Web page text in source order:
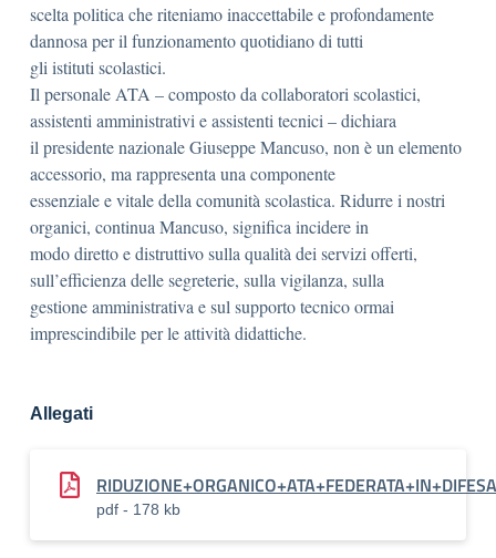
scelta politica che riteniamo inaccettabile e profondamente
dannosa per il funzionamento quotidiano di tutti
gli istituti scolastici.
Il personale ATA – composto da collaboratori scolastici,
assistenti amministrativi e assistenti tecnici – dichiara
il presidente nazionale Giuseppe Mancuso, non è un elemento
accessorio, ma rappresenta una componente
essenziale e vitale della comunità scolastica. Ridurre i nostri
organici, continua Mancuso, significa incidere in
modo diretto e distruttivo sulla qualità dei servizi offerti,
sull’efficienza delle segreterie, sulla vigilanza, sulla
gestione amministrativa e sul supporto tecnico ormai
imprescindibile per le attività didattiche.
Allegati
pdf - 178 kb